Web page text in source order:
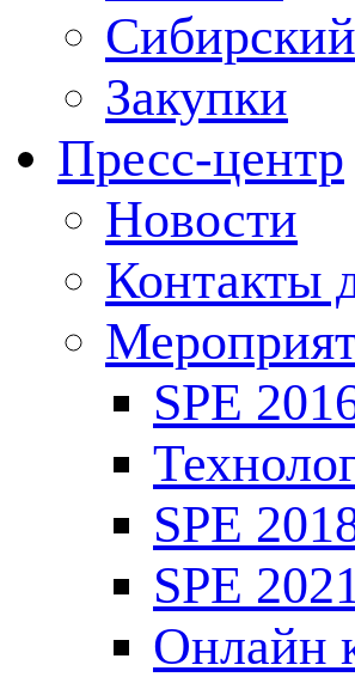
Закупки
Пресс-центр
Новости
Контакты
SPE
SPE
SPE
Онлайн